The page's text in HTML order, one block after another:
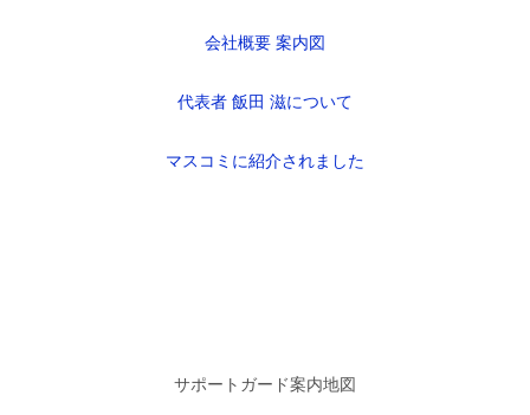
会社概要 案内図
代表者 飯田 滋について
マスコミに紹介されました
サポートガード案内地図